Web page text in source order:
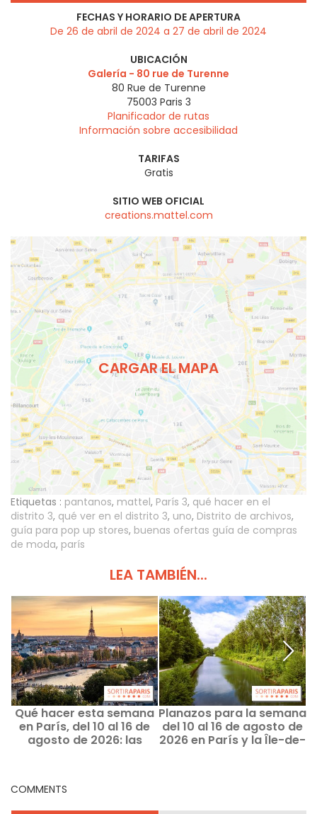
FECHAS Y HORARIO DE APERTURA
De 26 de abril de 2024 a 27 de abril de 2024
UBICACIÓN
Galería - 80 rue de Turenne
80 Rue de Turenne
75003 Paris 3
Planificador de rutas
Información sobre accesibilidad
TARIFAS
Gratis
SITIO WEB OFICIAL
creations.mattel.com
CARGAR EL MAPA
Etiquetas : pantanos, mattel, París 3, qué hacer en el
distrito 3, qué ver en el distrito 3, uno, Distrito de archivos,
guía para pop up stores, buenas ofertas guía de compras
de moda, parís
LEA TAMBIÉN...
Qué hacer esta semana
en París, del 10 al 16 de
agosto de 2026: las
Planazos para la semana
del 10 al 16 de agosto de
2026 en París y la Île-de-
COMMENTS